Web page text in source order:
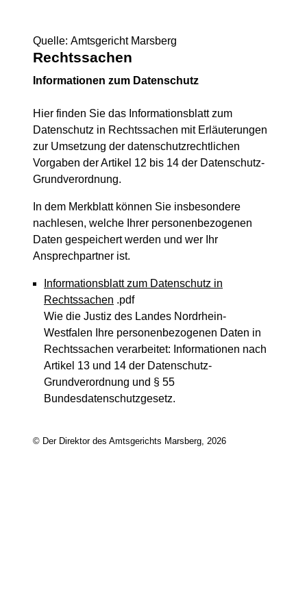
Quelle: Amtsgericht Marsberg
Rechtssachen
Informationen zum Datenschutz
Hier finden Sie das Informationsblatt zum
Datenschutz in Rechtssachen mit Erläuterungen
zur Umsetzung der datenschutzrechtlichen
Vorgaben der Artikel 12 bis 14 der Datenschutz-
Grundverordnung.
In dem Merkblatt können Sie insbesondere
nachlesen, welche Ihrer personenbezogenen
Daten gespeichert werden und wer Ihr
Ansprechpartner ist.
Informationsblatt zum Datenschutz in
Rechtssachen .pdf
Wie die Justiz des Landes Nordrhein-
Westfalen Ihre personenbezogenen Daten in
Rechtssachen verarbeitet: Informationen nach
Artikel 13 und 14 der Datenschutz-
Grundverordnung und § 55
Bundesdatenschutzgesetz.
© Der Direktor des Amtsgerichts Marsberg, 2026